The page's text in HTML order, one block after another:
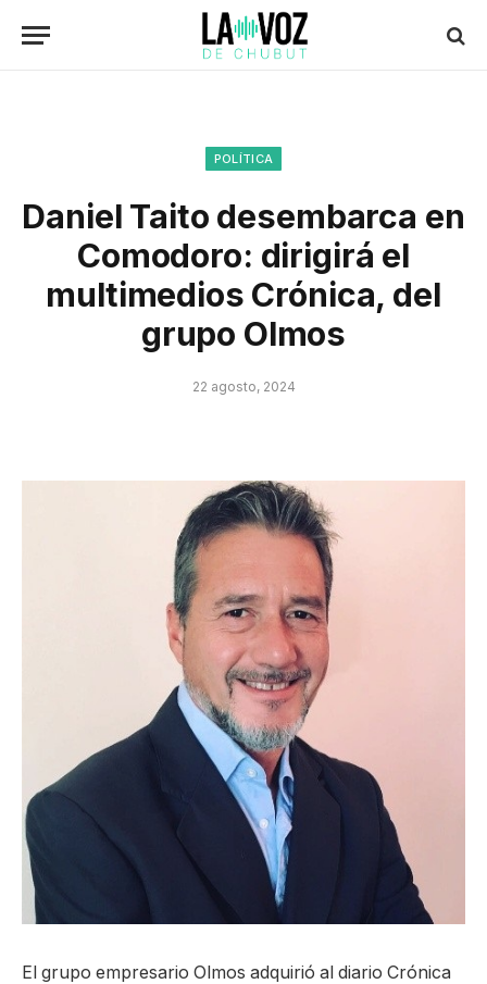
POLÍTICA
Daniel Taito desembarca en
Comodoro: dirigirá el
multimedios Crónica, del
grupo Olmos
22 agosto, 2024
El grupo empresario Olmos adquirió al diario Crónica